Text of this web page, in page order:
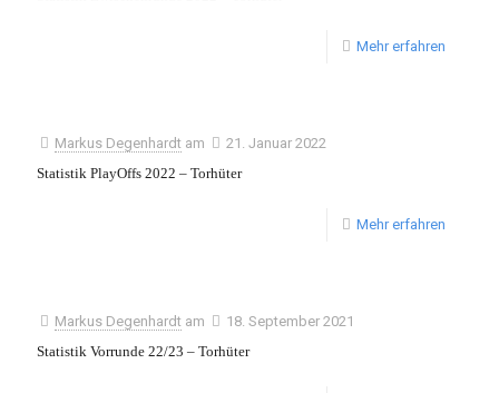
Mehr erfahren
Markus Degenhardt am
21. Januar 2022
Statistik PlayOffs 2022 – Torhüter
Mehr erfahren
Markus Degenhardt am
18. September 2021
Statistik Vorrunde 22/23 – Torhüter